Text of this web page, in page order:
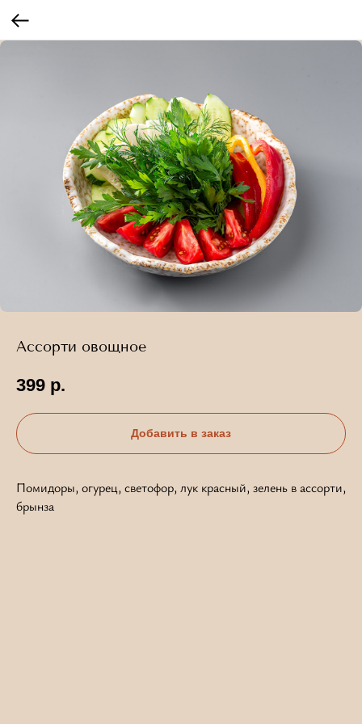
Ассорти овощное
399 р.
Добавить в заказ
Помидоры, огурец, светофор, лук красный, зелень в ассорти,
брынза